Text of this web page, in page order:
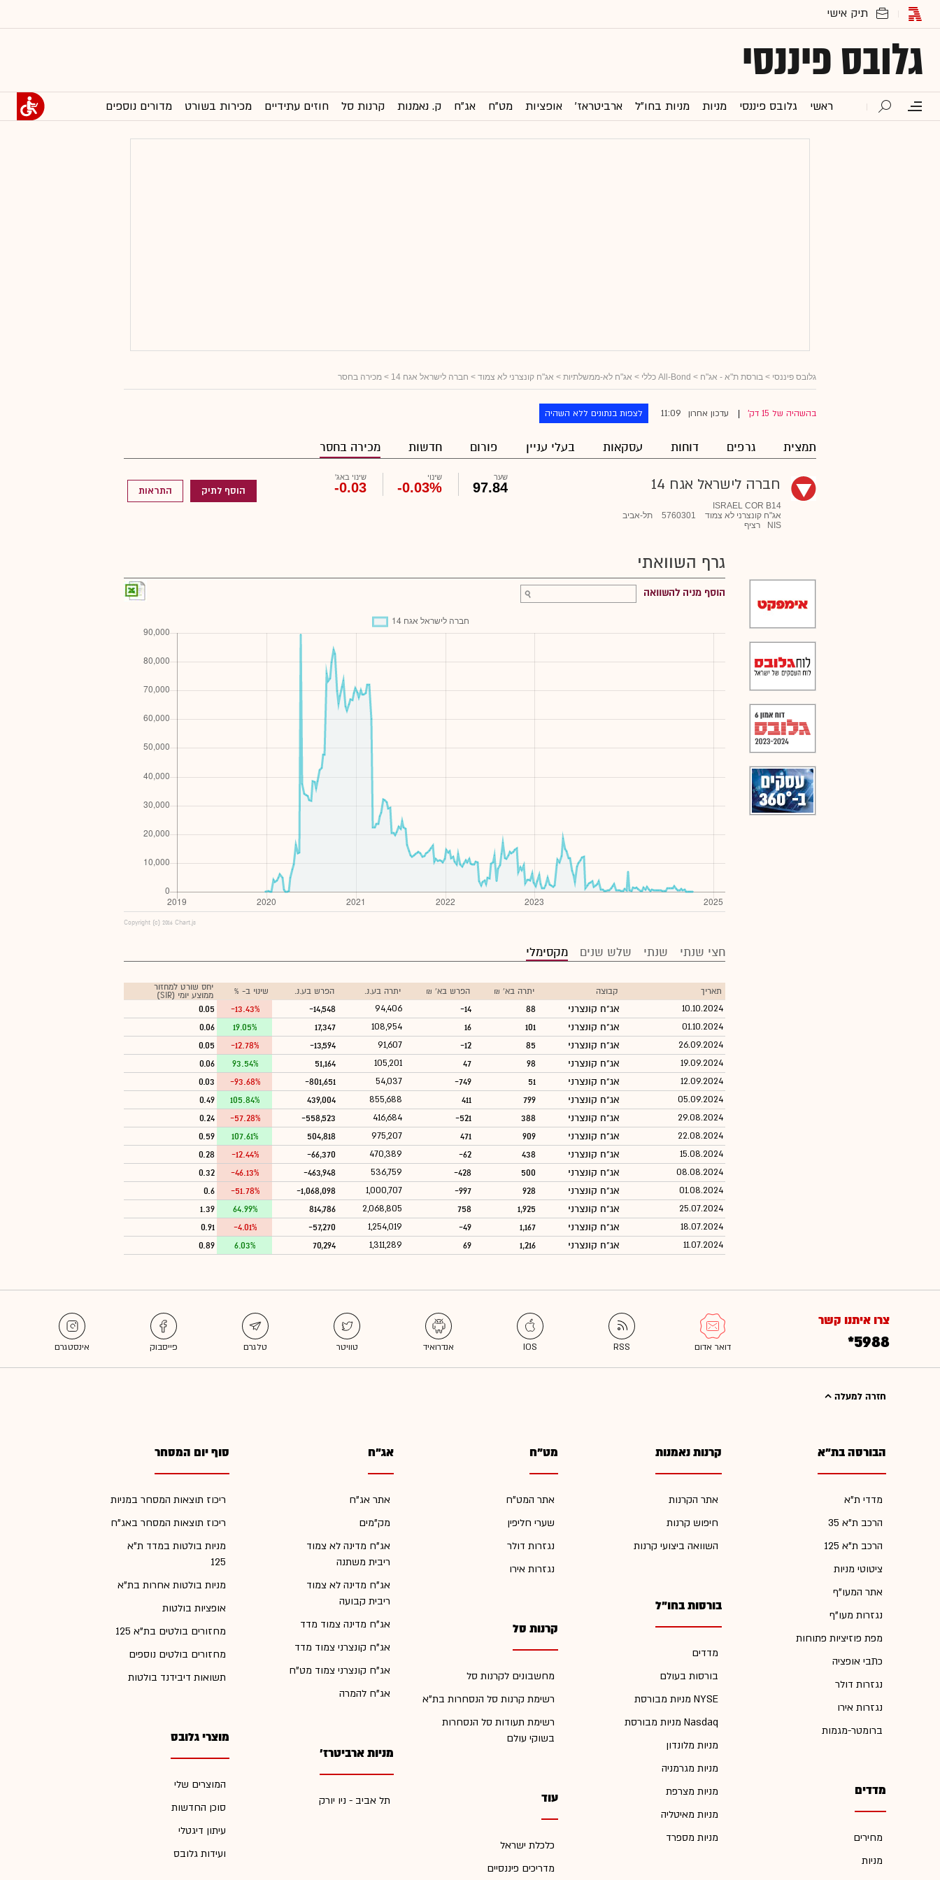
גלובס פיננסי
ראשי גלובס פיננסי מניות מניות בחו"ל ארביטראז' אופציות מט"ח אג"ח ק. נאמנות קרנות סל חוזים עתידיים מכירות בשורט מדורים נוספים
גלובס פיננסי > בורסת ת"א - אג"ח > All-Bond כללי > אג"ח לא-ממשלתיות > אג"ח קונצרני לא צמוד > חברה לישראל אגח 14 > מכירה בחסר
בהשהיה של 15 דק' עדכון אחרון 11:09 לצפות בנתונים ללא השהיה
תמצית גרפים דוחות עסקאות בעלי עניין פורום חדשות מכירה בחסר
חברה לישראל אגח 14
ISRAEL COR B14
אג"ח קונצרני לא צמוד
5760301
תל-אביב
NIS
רציף
שער
97.84
שינוי
-0.03%
שינוי באג'
-0.03 הוסף לתיק התראות
גרף השוואתי
הוסף מניה להשוואה
Copyright (c) 2016 Chart.js
חצי שנתי שנתי שלש שנים מקסימלי
תאריך קבוצה יתרה בא' ₪ הפרש בא' ₪ יתרה בע.נ. הפרש בע.נ. שינוי ב- %
יחס שורט למחזור
ממוצע יומי (SIR)
10.10.2024 אג"ח קונצרני 88
-14
94,406
-14,548
-13.43%
0.05
01.10.2024 אג"ח קונצרני 101
16
108,954
17,347
19.05%
0.06
26.09.2024 אג"ח קונצרני 85
-12
91,607
-13,594
-12.78%
0.05
19.09.2024 אג"ח קונצרני 98
47
105,201
51,164
93.54%
0.06
12.09.2024 אג"ח קונצרני 51
-749
54,037
-801,651
-93.68%
0.03
05.09.2024 אג"ח קונצרני 799
411
855,688
439,004
105.84%
0.49
29.08.2024 אג"ח קונצרני 388
-521
416,684
-558,523
-57.28%
0.24
22.08.2024 אג"ח קונצרני 909
471
975,207
504,818
107.61%
0.59
15.08.2024 אג"ח קונצרני 438
-62
470,389
-66,370
-12.44%
0.28
08.08.2024 אג"ח קונצרני 500
-428
536,759
-463,948
-46.13%
0.32
01.08.2024 אג"ח קונצרני 928
-997
1,000,707
-1,068,098
-51.78%
0.6
25.07.2024 אג"ח קונצרני 1,925
758
2,068,805
814,786
64.99%
1.39
18.07.2024 אג"ח קונצרני 1,167
-49
1,254,019
-57,270
-4.01%
0.91
11.07.2024 אג"ח קונצרני 1,216
69
1,311,289
70,294
6.03%
0.89
צרו איתנו קשר
*5988
חזרה למעלה
הבורסה בת"א
מדדי ת"א
הרכב ת"א 35
הרכב ת"א 125
ציטוטי מניות
אתר המעו"ף
נגזרות מעו"ף
מפת פוזיציות פתוחות
כתבי אופציה
נגזרות דולר
נגזרות אירו
ברומטר-מגמות
מדדים
מחירים
מניות
קרנות נאמנות
אתר הקרנות
חיפוש קרנות
השוואה ביצועי קרנות
בורסות בחו"ל
מדדים
בורסות בעולם
מניות מבורסת NYSE
מניות מבורסת Nasdaq
מניות מלונדון
מניות מגרמניה
מניות מצרפת
מניות מאיטליה
מניות מספרד
מט"ח
אתר המט"ח
שערי חליפין
נגזרות דולר
נגזרות אירו
קרנות סל
מחשבונים לקרנות סל
רשימת קרנות סל הנסחרות בת"א
רשימת תעודות סל הנסחרות
בשוקי עולם
עוד
כלכלת ישראל
מדריכים פיננסיים
אג"ח
אתר אג"ח
מק"מים
אג"ח מדינה לא צמוד
ריבית משתנה
אג"ח מדינה לא צמוד
ריבית קבועה
אג"ח מדינה צמוד מדד
אג"ח קונצרני צמוד מדד
אג"ח קונצרני צמוד מט"ח
אג"ח להמרה
מניות ארביטרז'
תל אביב - ניו יורק
סוף יום המסחר
ריכוז תוצאות המסחר במניות
ריכוז תוצאות המסחר באג"ח
מניות בולטות במדד ת"א
125
מניות בולטות אחרות בת"א
אופציות בולטות
מחזורים בולטים בת"א 125
מחזורים בולטים נוספים
תשואות דיבידנד בולטות
מוצרי גלובס
המוצרים שלי
סוכן החדשות
עיתון דיגטלי
ועידות גלובס